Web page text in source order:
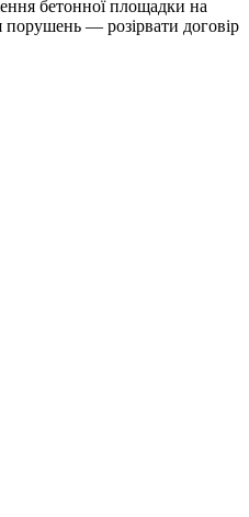
бетонної площадки на
порушень — розірвати договір